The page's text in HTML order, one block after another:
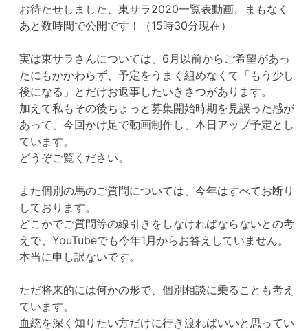
お待たせしました、東サラ2020一覧表動画、まもなく
あと数時間で公開です！（15時30分現在）
実は東サラさんについては、6月以前からご希望があっ
たにもかかわらず、予定をうまく組めなくて「もう少し
後になる」とだけお返事したいきさつがあります。
加えて私もその後ちょっと募集開始時期を見誤った感が
あって、今回かけ足で動画制作し、本日アップ予定とし
ています。
どうぞご覧ください。
また個別の馬のご質問については、今年はすべてお断り
しております。
どこかでご質問等の線引きをしなければならないとの考
えで、YouTubeでも今年1月からお答えしていません。
本当に申し訳ないです。
ただ将来的には何かの形で、個別相談に乗ることも考え
ています。
血統を深く知りたい方だけに行き渡ればいいと思ってい